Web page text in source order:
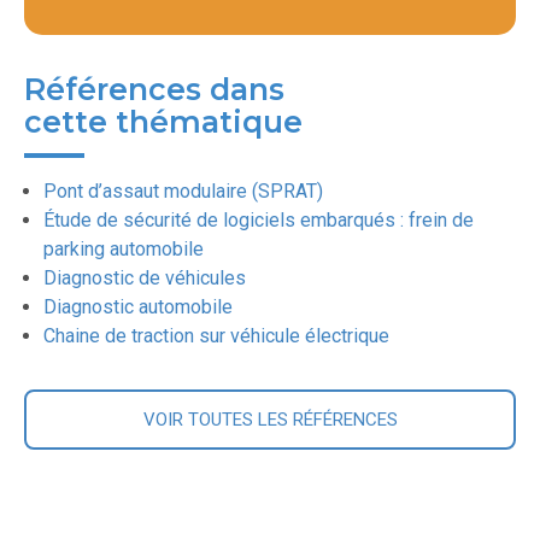
Références dans
cette thématique
Pont d’assaut modulaire (SPRAT)
Étude de sécurité de logiciels embarqués : frein de
parking automobile
Diagnostic de véhicules
Diagnostic automobile
Chaine de traction sur véhicule électrique
VOIR TOUTES LES RÉFÉRENCES